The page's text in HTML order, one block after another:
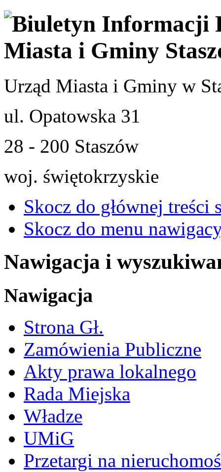
Urząd Miasta i Gminy w
ul. Opatowska 31
28 - 200 Staszów
woj. świętokrzyskie
Skocz do głównej treści
Skocz do menu
Nawigacja i
Nawigacja
Strona Gł.
Zamówienia Publiczne
Akty prawa lokalnego
Rada Miejska
Władze
UMiG
Przetargi na